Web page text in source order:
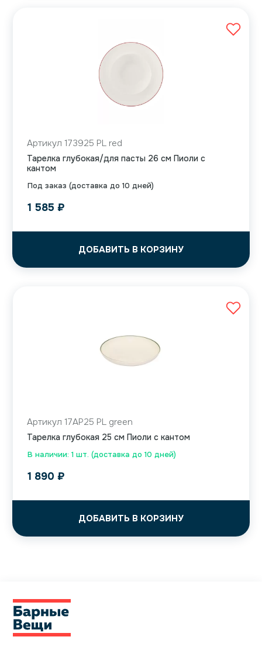
Под заказ (доставка до 10 дней)
Артикул 173925 PL red
Тарелка глубокая/для пасты 26 см Пиоли с
кантом
1 585 ₽
ДОБАВИТЬ В КОРЗИНУ
В наличии: 1 шт. (доставка до 10 дней)
Артикул 17AP25 PL green
Тарелка глубокая 25 см Пиоли с кантом
1 890 ₽
ДОБАВИТЬ В КОРЗИНУ